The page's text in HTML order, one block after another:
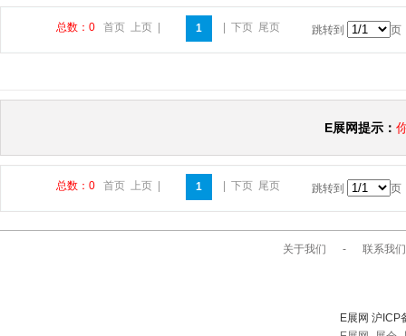
总数：0 首页 上页 1 下页 尾页 跳转到 页
E展网提示：
总数：0 首页 上页 1 下页 尾页 跳转到 页
关于我们 - 联系我们
E展网 沪